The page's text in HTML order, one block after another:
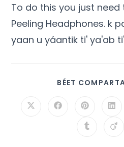
To do this you just need
Peeling Headphones. k
yaan u yáantik ti' ya'ab
BÉET